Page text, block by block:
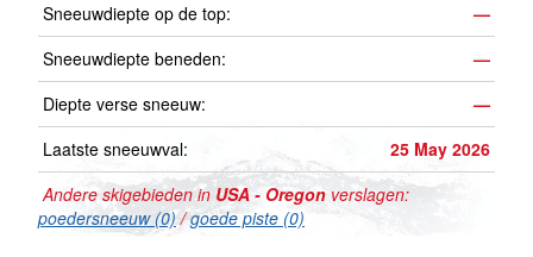
Sneeuwdiepte op de top:
—
Sneeuwdiepte beneden:
—
Diepte verse sneeuw:
—
Laatste sneeuwval:
25 May 2026
Andere skigebieden in USA - Oregon verslagen:
poedersneeuw (0)/goede piste (0)